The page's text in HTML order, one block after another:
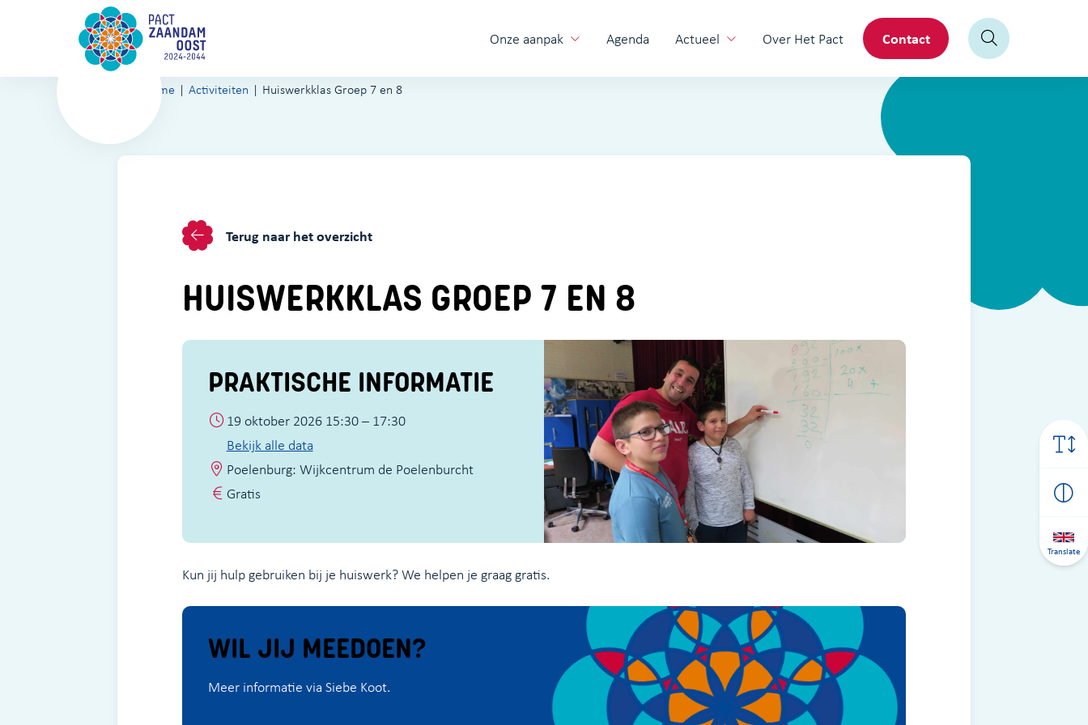
Onze aanpak Agenda Actueel Over Het Pact Contact
Translate
Home Activiteiten Huiswerkklas Groep 7 en 8
Terug naar het overzicht
HUISWERKKLAS GROEP 7 EN 8
PRAKTISCHE INFORMATIE
19 oktober 2026 15:30 – 17:30
Bekijk alle data
Poelenburg: Wijkcentrum de Poelenburcht
Gratis
Kun jij hulp gebruiken bij je huiswerk? We helpen je graag gratis.
WIL JIJ MEEDOEN?
Meer informatie via Siebe Koot.